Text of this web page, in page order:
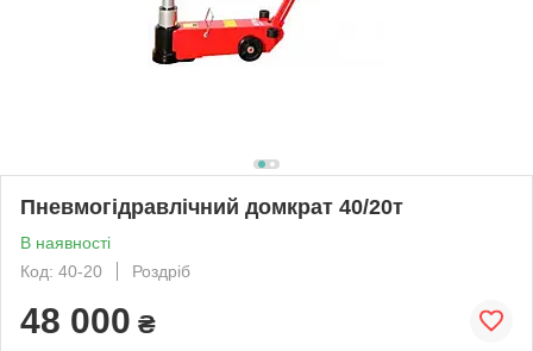
Пневмогідравлічний домкрат 40/20т
В наявності
Код: 40-20
Роздріб
48 000 ₴